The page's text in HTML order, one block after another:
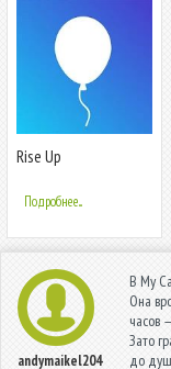
Rise Up
Подробнее...
andymaikel204
В My
Она
часов
Зато
до